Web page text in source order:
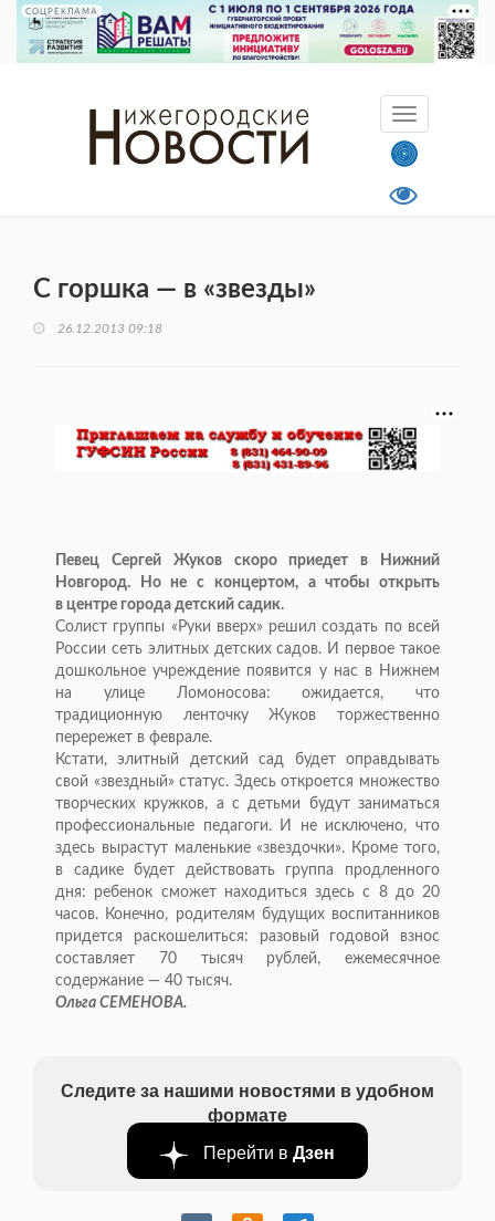
СОЦРЕКЛАМА
С горшка — в «звезды»
26.12.2013 09:18
Певец Сергей Жуков скоро приедет в
Нижний
Новгород. Но
не с концертом, а
чтобы открыть
в центре города детский садик.
Солист группы « Руки вверх» решил создать по всей
России сеть элитных детских садов. И
первое такое
дошкольное учреждение появится у нас в Нижнем
на
улице Ломоносова: ожидается, что
традиционную ленточку Жуков торжественно
перережет в феврале.
Кстати, элитный детский сад будет оправдывать
свой «звездный» статус. Здесь откроется множество
творческих кружков, а с детьми будут заниматься
профессиональные педагоги. И
не исключено, что
здесь вырастут маленькие «звездочки». Кроме того,
в
садике будет действовать группа продленного
дня: ребенок сможет находиться здесь с
8 до 20
часов. Конечно, родителям будущих воспитанников
придется раскошелиться: разовый годовой взнос
составляет 70 тысяч рублей, ежемесячное
содержание — 40 тысяч.
Ольга СЕМЕНОВА.
Следите за нашими новостями в удобном
формате
Перейти в Дзен